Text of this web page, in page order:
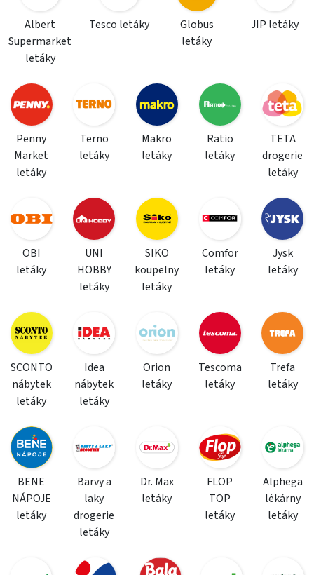
Albert
Supermarket
letáky
Tesco letáky
Globus
letáky
JIP letáky
Penny
Market
letáky
Terno
letáky
Makro
letáky
Ratio
letáky
TETA
drogerie
letáky
OBI
letáky
UNI
HOBBY
letáky
SIKO
koupelny
letáky
Comfor
letáky
Jysk
letáky
SCONTO
nábytek
letáky
Idea
nábytek
letáky
Orion
letáky
Tescoma
letáky
Trefa
letáky
BENE
NÁPOJE
letáky
Barvy a
laky
drogerie
letáky
Dr. Max
letáky
FLOP
TOP
letáky
Alphega
lékárny
letáky